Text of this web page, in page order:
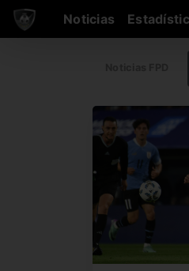
Noticias